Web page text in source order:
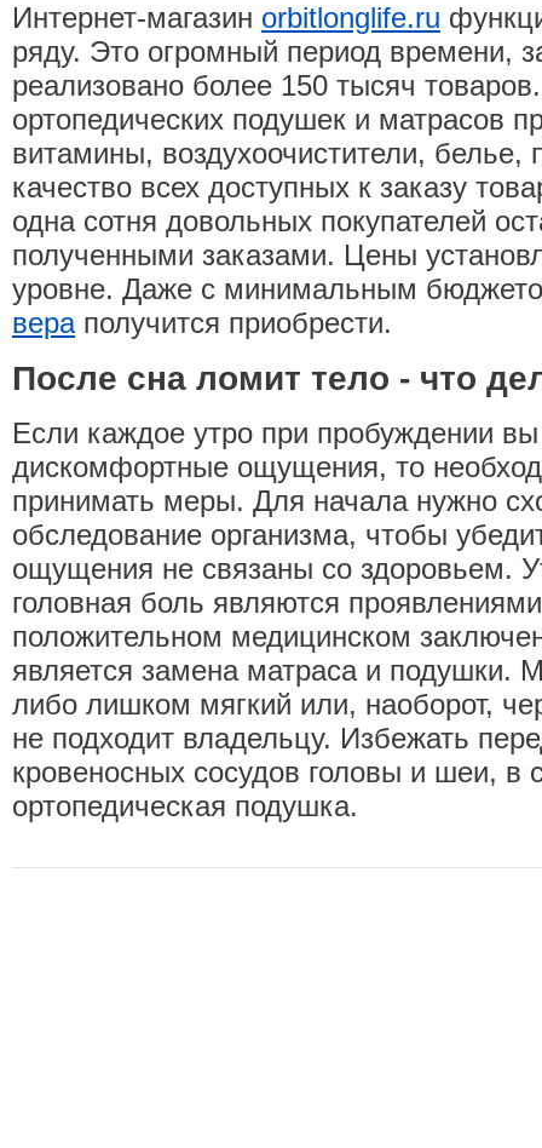
Интернет-магазин orbitlonglife.ru
ряду. Это огромный период времени,
реализовано более 150 тысяч
ортопедических подушек и матрасов
витамины, воздухоочистители, белье,
качество всех доступных к заказу
одна сотня довольных покупателей
полученными заказами. Цены
уровне. Даже с минимальным
вераполучится приобрести.
После сна ломит тело - что
Если каждое утро при пробуждении
дискомфортные ощущения, то
принимать меры. Для начала нужно
обследование организма, чтобы
ощущения не связаны со здоровьем.
головная боль являются
положительном медицинском
является замена матраса и подушки.
либо лишком мягкий или, наоборот,
не подходит владельцу. Избежать
кровеносных сосудов головы и шеи, в
ортопедическая подушка.